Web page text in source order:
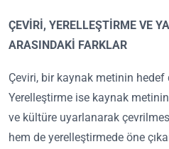
ÇEVİRİ, YERELLEŞTİRME VE
ARASINDAKİ FARKLAR
Çeviri, bir kaynak metinin hedef
Yerelleştirme ise kaynak
ve kültüre uyarlanarak
hem de yerelleştirmede öne